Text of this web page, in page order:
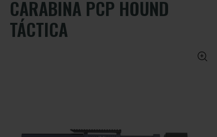
CARABINA PCP HOUND
TÁCTICA